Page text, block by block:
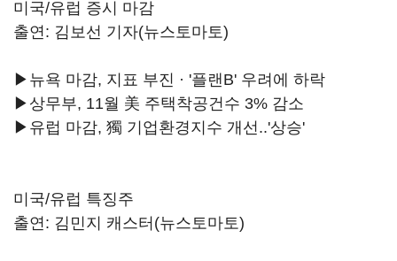
미국/유럽 증시 마감
출연: 김보선 기자(뉴스토마토)
▶뉴욕 마감, 지표 부진 · '플랜B' 우려에 하락
▶상무부, 11월 美 주택착공건수 3% 감소
▶유럽 마감, 獨 기업환경지수 개선..'상승'
미국/유럽 특징주
출연: 김민지 캐스터(뉴스토마토)